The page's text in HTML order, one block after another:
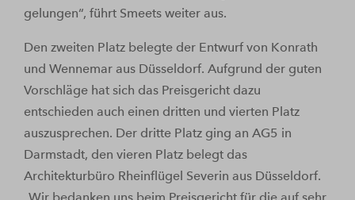
gelungen“, führt Smeets weiter aus.
Den zweiten Platz belegte der Entwurf von Konrath
und Wennemar aus Düsseldorf. Aufgrund der guten
Vorschläge hat sich das Preisgericht dazu
entschieden auch einen dritten und vierten Platz
auszusprechen. Der dritte Platz ging an AG5 in
Darmstadt, den vieren Platz belegt das
Architekturbüro Rheinflügel Severin aus Düsseldorf.
„Wir bedanken uns beim Preisgericht für die auf sehr